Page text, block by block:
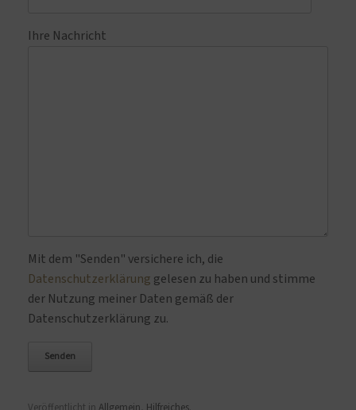
Ihre Nachricht
Bitte lasse dieses Feld leer.
Mit dem "Senden" versichere ich, die
Datenschutzerklärung gelesen zu haben und stimme
der Nutzung meiner Daten gemäß der
Datenschutzerklärung zu.